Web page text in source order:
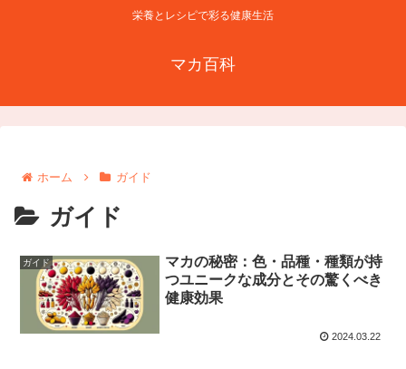
栄養とレシピで彩る健康生活
マカ百科
ホーム ガイド
ガイド
ガイド
マカの秘密：色・品種・種類が持
つユニークな成分とその驚くべき
健康効果
2024.03.22